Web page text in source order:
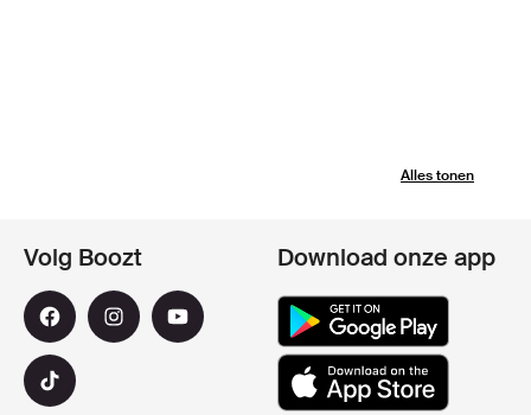
Alles tonen
Volg Boozt Download onze app